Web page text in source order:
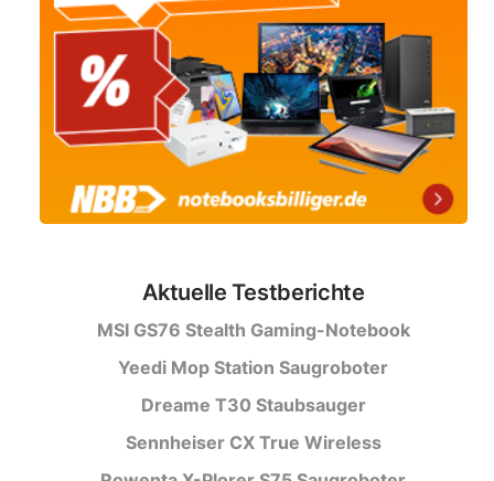
Aktuelle Testberichte
MSI GS76 Stealth Gaming-Notebook
Yeedi Mop Station Saugroboter
Dreame T30 Staubsauger
Sennheiser CX True Wireless